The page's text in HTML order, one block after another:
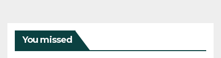
You missed